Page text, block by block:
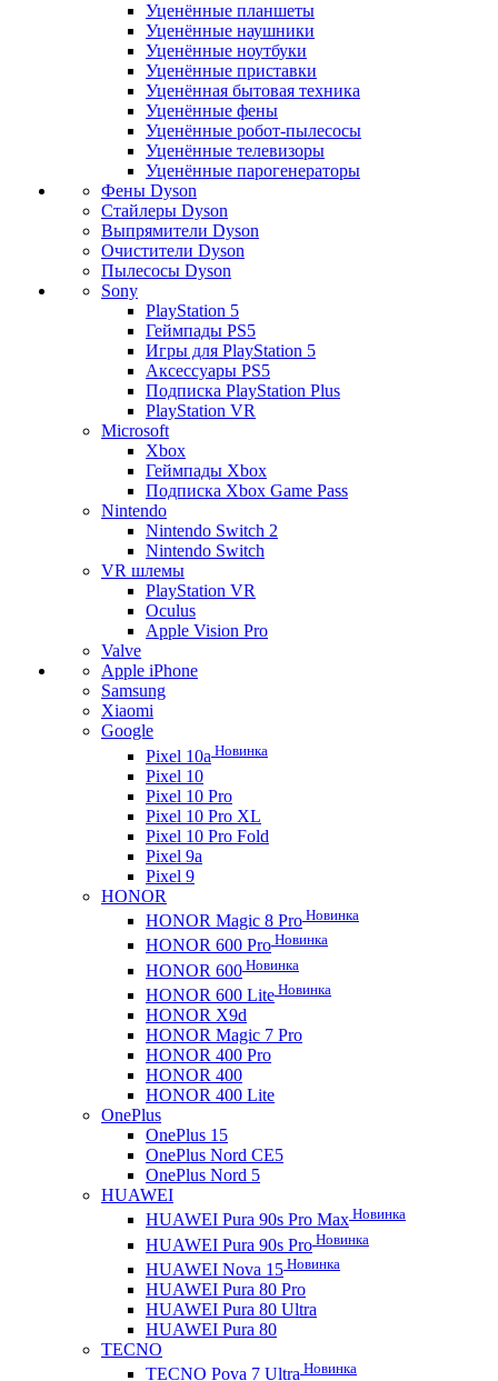
Уценённые планшеты
Уценённые наушники
Уценённые ноутбуки
Уценённые приставки
Уценённая бытовая техника
Уценённые фены
Уценённые робот-пылесосы
Уценённые телевизоры
Уценённые парогенераторы
Фены Dyson
Стайлеры Dyson
Выпрямители Dyson
Очистители Dyson
Пылесосы Dyson
Sony
PlayStation 5
Геймпады PS5
Игры для PlayStation 5
Аксессуары PS5
Подписка PlayStation Plus
PlayStation VR
Microsoft
Xbox
Геймпады Xbox
Подписка Xbox Game Pass
Nintendo
Nintendo Switch 2
Nintendo Switch
VR шлемы
PlayStation VR
Oculus
Apple Vision Pro
Valve
Apple iPhone
Samsung
Xiaomi
Google
Pixel 10a Новинка
Pixel 10
Pixel 10 Pro
Pixel 10 Pro XL
Pixel 10 Pro Fold
Pixel 9a
Pixel 9
HONOR
HONOR Magic 8 Pro Новинка
HONOR 600 Pro Новинка
HONOR 600 Новинка
HONOR 600 Lite Новинка
HONOR X9d
HONOR Magic 7 Pro
HONOR 400 Pro
HONOR 400
HONOR 400 Lite
OnePlus
OnePlus 15
OnePlus Nord CE5
OnePlus Nord 5
HUAWEI
HUAWEI Pura 90s Pro Max Новинка
HUAWEI Pura 90s Pro Новинка
HUAWEI Nova 15 Новинка
HUAWEI Pura 80 Pro
HUAWEI Pura 80 Ultra
HUAWEI Pura 80
TECNO
TECNO Pova 7 Ultra Новинка